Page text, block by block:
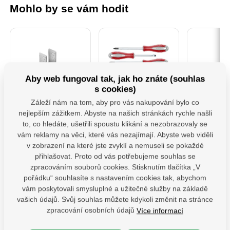
Mohlo by se vám hodit
PSS 80 ( 80x250x4)
Patka sloupku typu
"U" široká
Patka sloupu PSS je
určena pro montáž
dřevěných prvků k
betonu. Zajišťuje
odpovídající vzdálenost
dřeva od podkladu a její
konstrukce umožňuje
přenášet vysoké
zatížení. Silná vrstva
žárového zinku chrání
před dlouhodobým
Skladem 11 ks
143,93Kč
bez DPH
4740930 Sada
Šroubováků 7ks
Profesionální sada
šroubováků Fortum,
která splňuje vysoké
nároky na odolnost i
komfort při práci.
Ergonomicky tvarovaná
rukojeť z tvrdého PP
plastu je na povrchu
doplněna měkčenou
TPR pryží s
protiskluzovou úpravou.
Na dotaz
367,77 Kč
bez DPH
MHB 130
Závěs
ploché i
karabinou,
snadná a
opatřeny
Aby web fungoval tak, jak ho znáte (souhlas
s cookies)
Záleží nám na tom, aby pro vás nakupování bylo co
nejlepším zážitkem. Abyste na našich stránkách rychle našli
to, co hledáte, ušetřili spoustu klikání a nezobrazovaly se
vám reklamy na věci, které vás nezajímají. Abyste web viděli
v zobrazení na které jste zvyklí a nemuseli se pokaždé
přihlašovat. Proto od vás potřebujeme souhlas se
zpracováním souborů cookies. Stisknutím tlačítka „V
pořádku“ souhlasíte s nastavením cookies tak, abychom
vám poskytovali smysluplné a užitečné služby na základě
vašich údajů. Svůj souhlas můžete kdykoli změnit na stránce
zpracování osobních údajů Více informací